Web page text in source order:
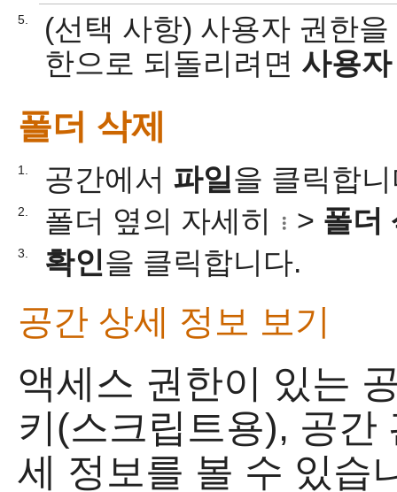
5.
(선택 사항) 사용자 권한
한으로 되돌리려면 사용
폴더 삭제
1. 공간에서 파일 을 클릭합
2. 폴더 옆의 자세히 > 폴더
3. 확인을 클릭합니다.
공간 상세 정보 보기
액세스 권한이 있는
키(스크립트용), 공간
세 정보를 볼 수 있습